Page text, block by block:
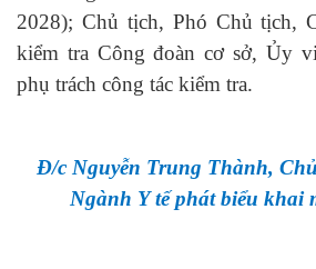
2028); Chủ tịch, Phó Chủ tịch,
kiểm tra Công đoàn cơ sở, Ủy
phụ trách công tác kiểm tra.
Đ/c Nguyễn Trung Thành,
Ngành Y tế phát biểu khai